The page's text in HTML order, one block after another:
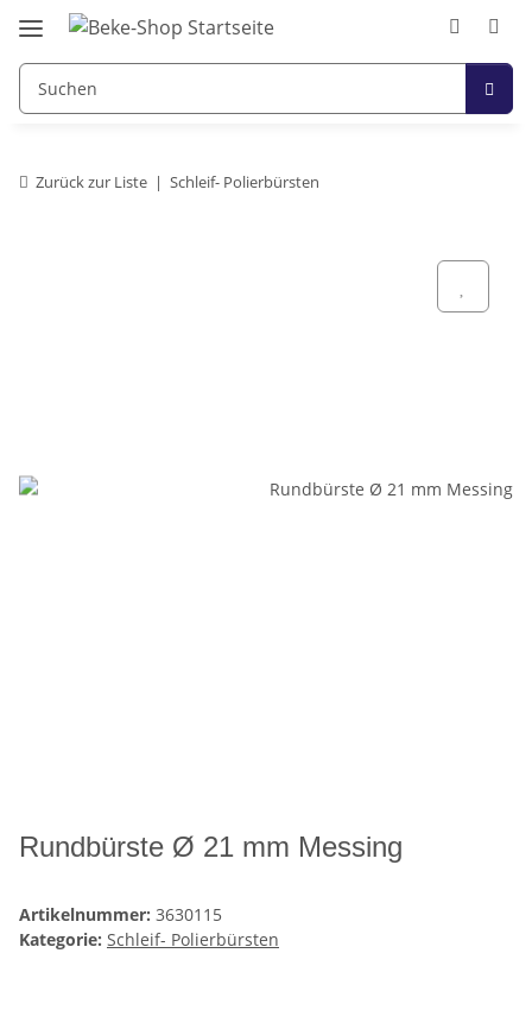
Zurück zur Liste Schleif- Polierbürsten
Rundbürste Ø 21 mm Messing
Artikelnummer: 3630115
Kategorie: Schleif- Polierbürsten